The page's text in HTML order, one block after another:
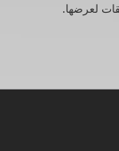
لعرضها.